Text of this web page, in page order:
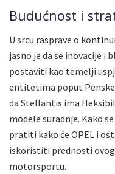
Budućnost i
U srcu rasprave o
jasno je da se inovacije i
postaviti kao temelji
entitetima poput
da Stellantis ima
modele suradnje. Kako
pratiti kako će OPEL i
iskoristiti prednosti
motorsportu.